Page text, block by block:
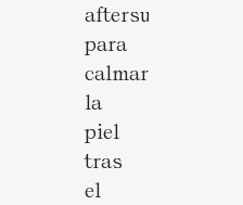
aftersun
para
calmar
la
piel
tras
el